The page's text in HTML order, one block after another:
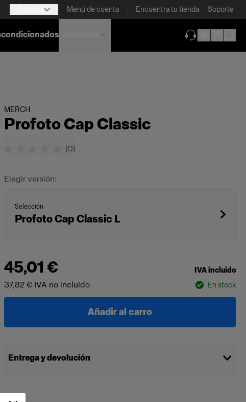
Menú de cuenta Encuentra tu tienda Soporte
MERCH
Profoto Cap Classic
(0)
Elegir versión:
Selección
Profoto Cap Classic L
45,01 € IVA incluido
37,82 € IVA no incluido En stock
Añadir al carro
Entrega y devolución